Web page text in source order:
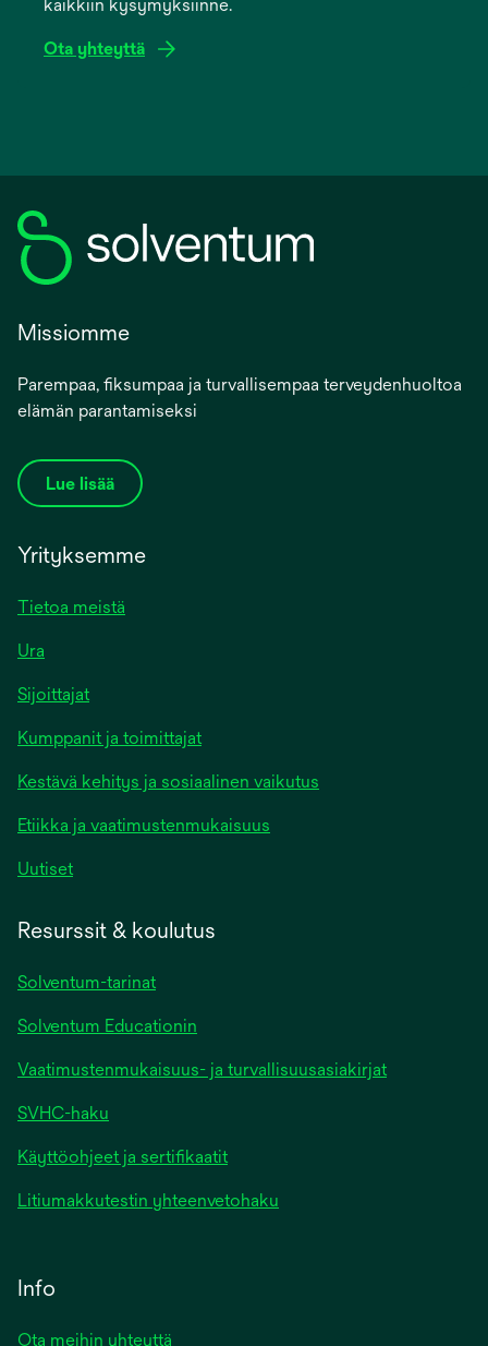
kaikkiin kysymyksiinne.
Ota yhteyttä
Missiomme
Parempaa, fiksumpaa ja turvallisempaa terveydenhuoltoa
elämän parantamiseksi
Lue lisää
Yrityksemme
Tietoa meistä
Ura
Sijoittajat
Kumppanit ja toimittajat
Kestävä kehitys ja sosiaalinen vaikutus
Etiikka ja vaatimustenmukaisuus
Uutiset
Resurssit & koulutus
Solventum-tarinat
Solventum Educationin
Vaatimustenmukaisuus- ja turvallisuusasiakirjat
SVHC-haku
Käyttöohjeet ja sertifikaatit
Litiumakkutestin yhteenvetohaku
Info
Ota meihin yhteyttä